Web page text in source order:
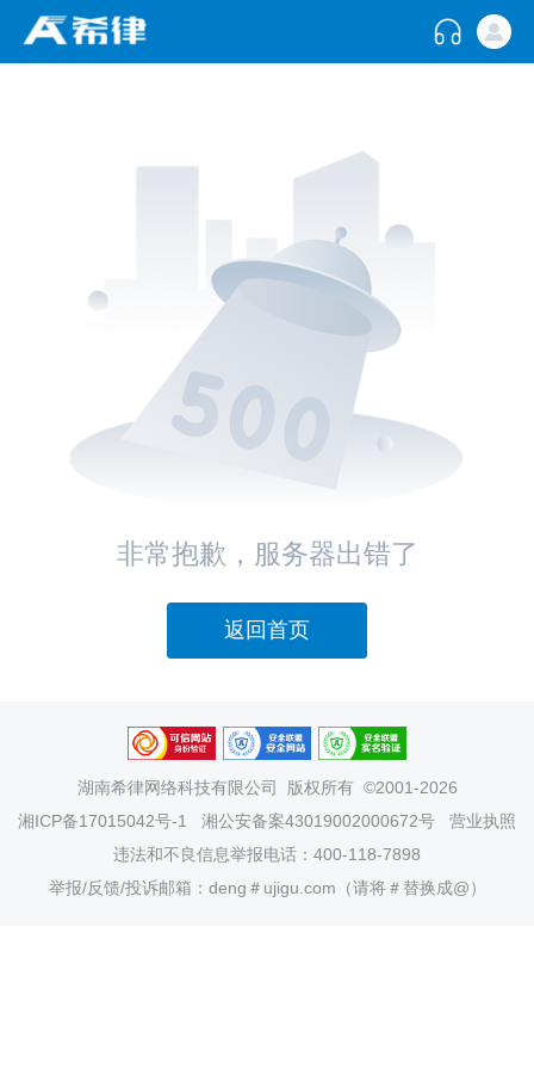
非常抱歉，服务器出错了
返回首页
湖南希律网络科技有限公司
版权所有 ©2001-2026
湘ICP备17015042号-1
湘公安备案43019002000672号
营业执照
违法和不良信息举报电话：400-118-7898
举报/反馈/投诉邮箱：deng＃ujigu.com（请将＃替换成@）